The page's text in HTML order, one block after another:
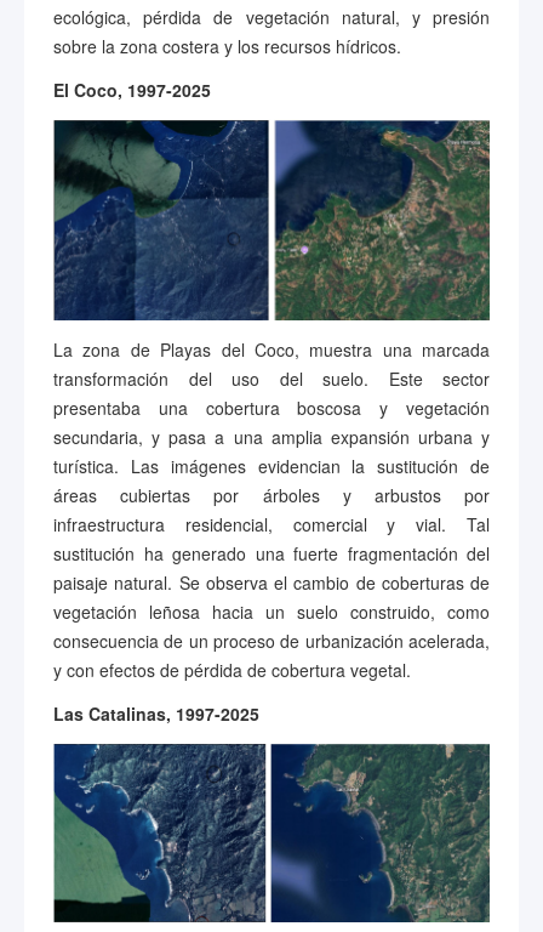
ecológica, pérdida de vegetación natural, y presión
sobre la zona costera y los recursos hídricos.
El Coco, 1997-2025
La zona de Playas del Coco, muestra una marcada
transformación del uso del suelo. Este sector
presentaba una cobertura boscosa y vegetación
secundaria, y pasa a una amplia expansión urbana y
turística. Las imágenes evidencian la sustitución de
áreas cubiertas por árboles y arbustos por
infraestructura residencial, comercial y vial. Tal
sustitución ha generado una fuerte fragmentación del
paisaje natural. Se observa el cambio de coberturas de
vegetación leñosa hacia un suelo construido, como
consecuencia de un proceso de urbanización acelerada,
y con efectos de pérdida de cobertura vegetal.
Las Catalinas, 1997-2025